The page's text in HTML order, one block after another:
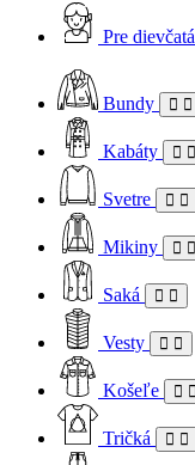
Pre dievčatá
Bundy
Kabáty
Svetre
Mikiny
Saká
Vesty
Košeľe
Tričká